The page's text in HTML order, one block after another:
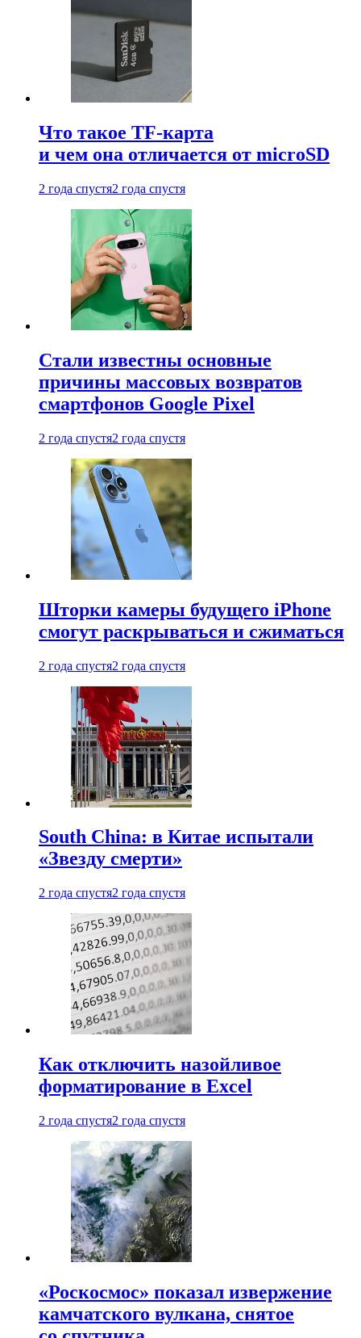
Что такое TF-карта
и чем она отличается от microSD
2 года спустя2 года спустя
Стали известны основные
причины массовых возвратов
смартфонов Google Pixel
2 года спустя2 года спустя
Шторки камеры будущего iPhone
смогут раскрываться и сжиматься
2 года спустя2 года спустя
South China: в Китае испытали
«Звезду смерти»
2 года спустя2 года спустя
Как отключить назойливое
форматирование в Excel
2 года спустя2 года спустя
«Роскосмос» показал извержение
камчатского вулкана, снятое